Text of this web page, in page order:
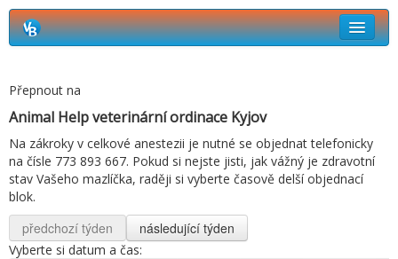
Jak si objednat termín návštěvy?
Přepnout na
Animal Help veterinární ordinace Kyjov
Na zákroky v celkové anestezii je nutné se objednat telefonicky
na čísle 773 893 667. Pokud si nejste jisti, jak vážný je zdravotní
stav Vašeho mazlíčka, raději si vyberte časově delší objednací
blok.
předchozí týden následující týden
Vyberte si datum a čas: